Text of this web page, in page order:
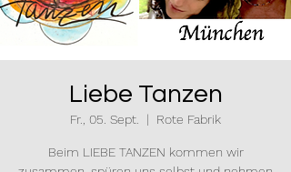
Liebe Tanzen
Fr., 05. Sept.
  |
Rote Fabrik
Beim LIEBE TANZEN kommen wir